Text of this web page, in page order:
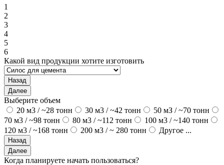
1
2
3
4
5
6
Какой вид продукции хотите изготовить
Назад
Далее
Выберите объем
20 м3 / ~28 тонн
30 м3 / ~42 тонн
50 мЗ / ~70 тонн
70 м3 / ~98 тонн
80 м3 / ~112 тонн
100 м3 / ~140 тонн
120 м3 / ~168 тонн
200 м3 / ~ 280 тонн Другое ...
Назад
Далее
Когда планируете начать пользоваться?